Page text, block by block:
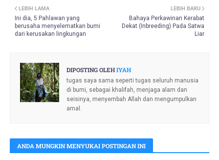
LEBIH BARU
Bahaya Perkawinan Kerabat
Dekat (Inbreeding) Pada Satwa
Liar
LEBIH LAMA
Ini dia, 5 Pahlawan yang
berusaha menyelematkan bumi
dari kerusakan lingkungan
DIPOSTING OLEHIYAH
tugas saya sama seperti tugas seluruh manusia
di bumi, sebagai khalifah, menjaga alam dan
seisinya, menyembah Allah dan mengumpulkan
amal.
ANDA MUNGKIN MENYUKAI POSTINGAN INI